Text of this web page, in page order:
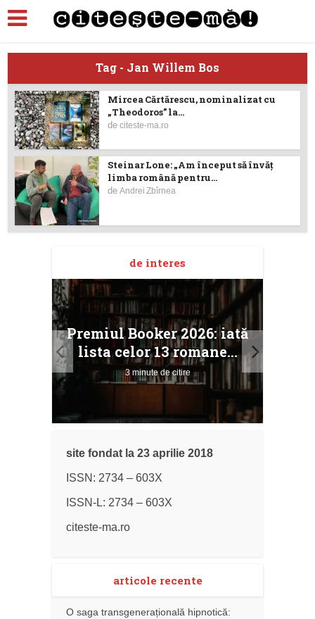
Tag - Jan Willem Bos
Mircea Cărtărescu, nominalizat cu
„Theodoros” la...
deciteste-ma.ro
Steinar Lone: „Am început să învăț
limba română pentru...
deAndrei Zbîrnea
de interes
Premiul Booker 2026: iată
lista celor 13 romane...
3 minute de citire
site fondat la 23 aprilie 2018
ISSN: 2734 – 603X
ISSN-L: 2734 – 603X
citeste-ma.ro
articole recente
O saga transgenerațională hipnotică: